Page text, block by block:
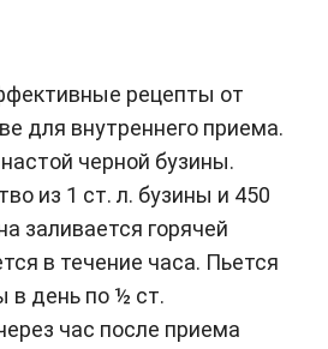
рецепты от
для внутреннего приема.
черной бузины.
из 1 ст. л. бузины и 450
заливается горячей
в течение часа. Пьется
в день по ½ ст.
час после приема